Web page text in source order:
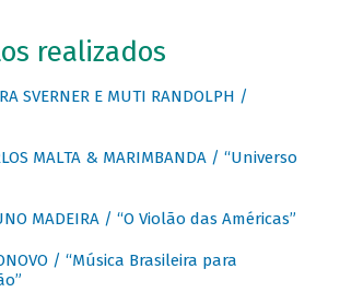
realizados
SVERNER E MUTI RANDOLPH /
MALTA & MARIMBANDA / “Universo
MADEIRA / “O Violão das Américas”
/ “Música Brasileira para